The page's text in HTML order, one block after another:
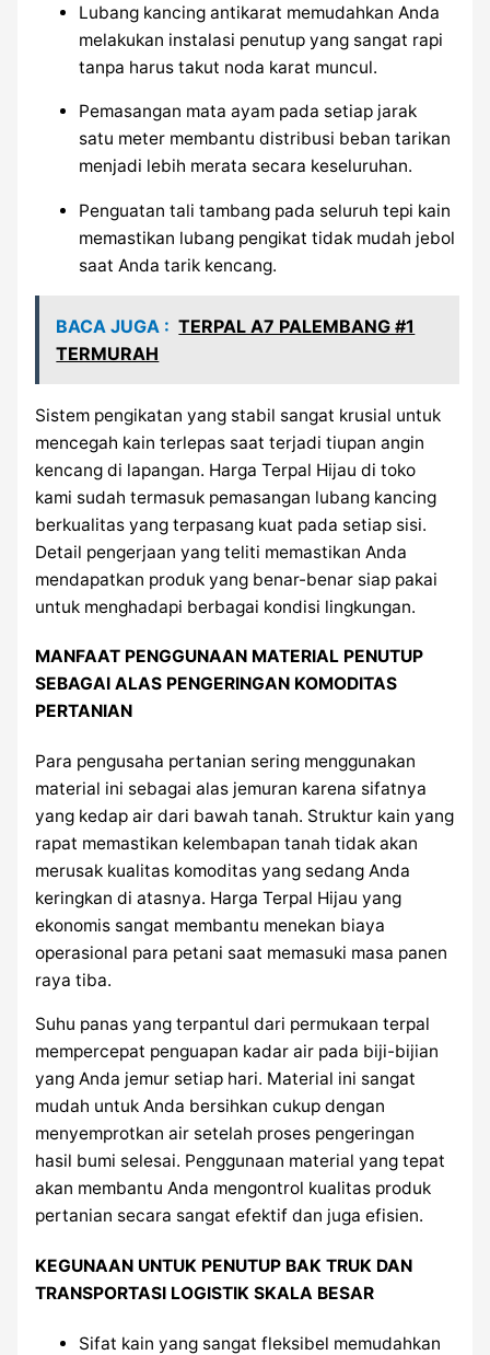
Lubang kancing antikarat memudahkan Anda
melakukan instalasi penutup yang sangat rapi
tanpa harus takut noda karat muncul.
Pemasangan mata ayam pada setiap jarak
satu meter membantu distribusi beban tarikan
menjadi lebih merata secara keseluruhan.
Penguatan tali tambang pada seluruh tepi kain
memastikan lubang pengikat tidak mudah jebol
saat Anda tarik kencang.
BACA JUGA : TERPAL A7 PALEMBANG #1
TERMURAH
Sistem pengikatan yang stabil sangat krusial untuk
mencegah kain terlepas saat terjadi tiupan angin
kencang di lapangan. Harga Terpal Hijau di toko
kami sudah termasuk pemasangan lubang kancing
berkualitas yang terpasang kuat pada setiap sisi.
Detail pengerjaan yang teliti memastikan Anda
mendapatkan produk yang benar-benar siap pakai
untuk menghadapi berbagai kondisi lingkungan.
MANFAAT PENGGUNAAN MATERIAL PENUTUP
SEBAGAI ALAS PENGERINGAN KOMODITAS
PERTANIAN
Para pengusaha pertanian sering menggunakan
material ini sebagai alas jemuran karena sifatnya
yang kedap air dari bawah tanah. Struktur kain yang
rapat memastikan kelembapan tanah tidak akan
merusak kualitas komoditas yang sedang Anda
keringkan di atasnya. Harga Terpal Hijau yang
ekonomis sangat membantu menekan biaya
operasional para petani saat memasuki masa panen
raya tiba.
Suhu panas yang terpantul dari permukaan terpal
mempercepat penguapan kadar air pada biji-bijian
yang Anda jemur setiap hari. Material ini sangat
mudah untuk Anda bersihkan cukup dengan
menyemprotkan air setelah proses pengeringan
hasil bumi selesai. Penggunaan material yang tepat
akan membantu Anda mengontrol kualitas produk
pertanian secara sangat efektif dan juga efisien.
KEGUNAAN UNTUK PENUTUP BAK TRUK DAN
TRANSPORTASI LOGISTIK SKALA BESAR
Sifat kain yang sangat fleksibel memudahkan